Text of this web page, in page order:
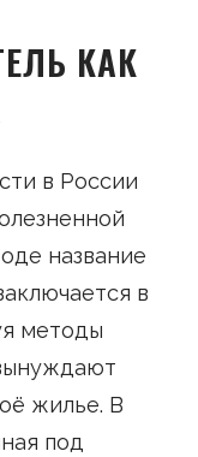
КАК
в России
название
в
методы
жилье. В
под